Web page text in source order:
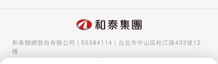
和泰聯網股份有限公司 | 55384114 | 台北市中山區松江路433號12
樓
服務專線：02-5570-1788| 聯絡信箱：gocs@hotaigo.com.tw| 服